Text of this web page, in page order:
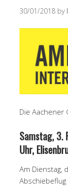
30/01/2018 by
Die Aachener
Samstag, 3.
Uhr,
Am Dienstag,